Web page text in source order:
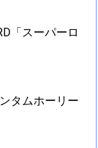
「スーパーロ
タムホーリー